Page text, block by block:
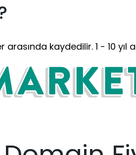
arasında kaydedilir. 1 - 10